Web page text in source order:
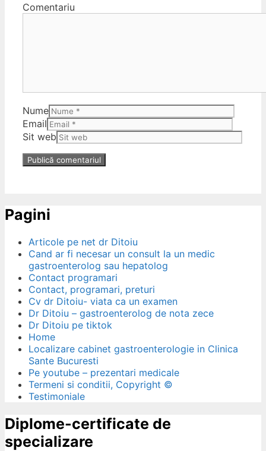
Comentariu
Nume
Email
Sit web
Pagini
Articole pe net dr Ditoiu
Cand ar fi necesar un consult la un medic
gastroenterolog sau hepatolog
Contact programari
Contact, programari, preturi
Cv dr Ditoiu- viata ca un examen
Dr Ditoiu – gastroenterolog de nota zece
Dr Ditoiu pe tiktok
Home
Localizare cabinet gastroenterologie in Clinica
Sante Bucuresti
Pe youtube – prezentari medicale
Termeni si conditii, Copyright ©
Testimoniale
Diplome-certificate de
specializare